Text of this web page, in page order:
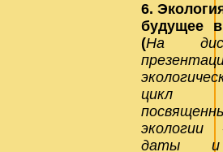
6.
будущее
(На
цикл
экологии
даты и